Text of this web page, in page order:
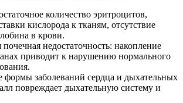
количество эритроцитов,
кислорода к тканям, отсутствие
в крови.
недостаточность: накопление
приводит к нарушению нормального
формы заболеваний сердца и дыхательных
повреждает дыхательную систему и